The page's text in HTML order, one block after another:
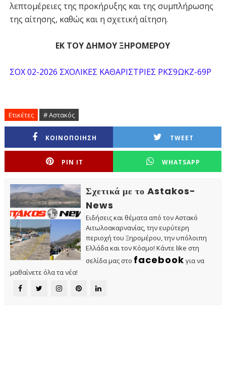
λεπτομέρειες της προκήρυξης και της συμπλήρωσης
της αίτησης, καθώς και η σχετική αίτηση.
ΕΚ ΤΟΥ ΔΗΜΟΥ ΞΗΡΟΜΕΡΟΥ
ΣΟΧ 02-2026 ΣΧΟΛΙΚΕΣ ΚΑΘΑΡΙΣΤΡΙΕΣ ΡΚΣ9ΩΚΖ-69Ρ
Ετικέτες # Αστακός
ΚΟΙΝΟΠΟΙΗΣΗ TWEET
PIN IT WHATSAPP
Σχετικά με το Astakos-
News
Ειδήσεις και θέματα από τον Αστακό
Αιτωλοακαρνανίας, την ευρύτερη
περιοχή του Ξηρομέρου, την υπόλοιπη
Ελλάδα και τον Κόσμο! Κάντε like στη
σελίδα μας στο facebook για να
μαθαίνετε όλα τα νέα!